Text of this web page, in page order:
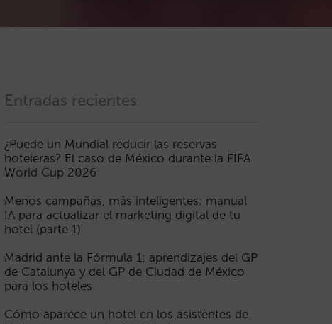
Entradas recientes
¿Puede un Mundial reducir las reservas
hoteleras? El caso de México durante la FIFA
World Cup 2026
Menos campañas, más inteligentes: manual
IA para actualizar el marketing digital de tu
hotel (parte 1)
Madrid ante la Fórmula 1: aprendizajes del GP
de Catalunya y del GP de Ciudad de México
para los hoteles
Cómo aparece un hotel en los asistentes de